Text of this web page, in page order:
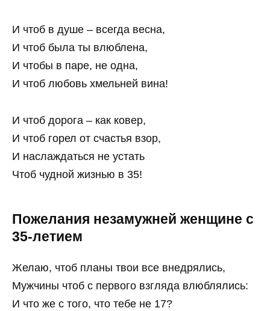
И чтоб в душе – всегда весна,
И чтоб была ты влюблена,
И чтобы в паре, не одна,
И чтоб любовь хмельней вина!
И чтоб дорога – как ковер,
И чтоб горел от счастья взор,
И наслаждаться не устать
Чтоб чудной жизнью в 35!
Пожелания незамужней женщине с
35-летием
Желаю, чтоб планы твои все внедрялись,
Мужчины чтоб с первого взгляда влюблялись:
И что же с того, что тебе не 17?